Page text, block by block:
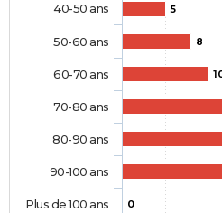
5
8
0
40-50 ans
50-60 ans
60-70 ans
70-80 ans
80-90 ans
90-100 ans
Plus de 100 ans